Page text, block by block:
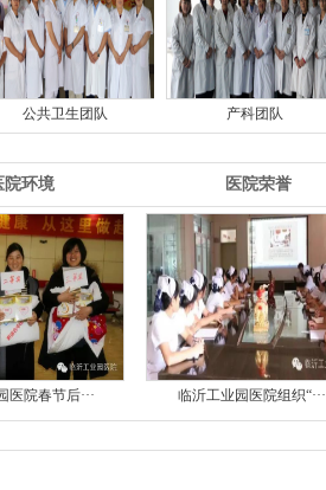
院环境 医院荣誉
医院春节后··· 临沂工业园医院组织“···